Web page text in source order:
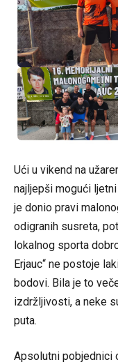
Ući u vikend na
najljepši mogući
je donio pravi
odigranih susreta,
lokalnog sporta
Erjauc“ ne postoje
bodovi. Bila je to
izdržljivosti, a neke
puta.
Apsolutni pobjednici